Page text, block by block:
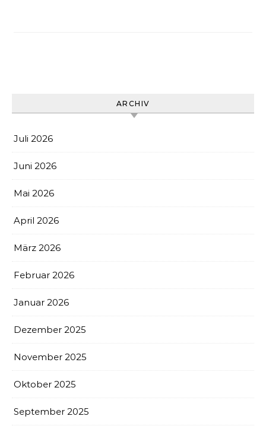
ARCHIV
Juli 2026
Juni 2026
Mai 2026
April 2026
März 2026
Februar 2026
Januar 2026
Dezember 2025
November 2025
Oktober 2025
September 2025